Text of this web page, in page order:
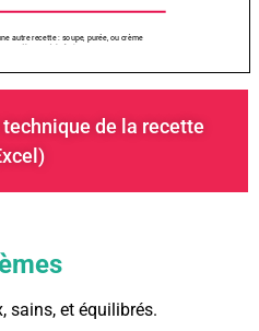
de la recette
sains, et équilibrés.